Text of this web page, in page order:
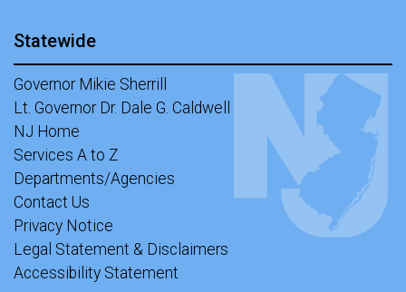
Statewide
Governor Mikie Sherrill
Lt. Governor Dr. Dale G. Caldwell
NJ Home
Services A to Z
Departments/Agencies
Contact Us
Privacy Notice
Legal Statement & Disclaimers
Accessibility Statement